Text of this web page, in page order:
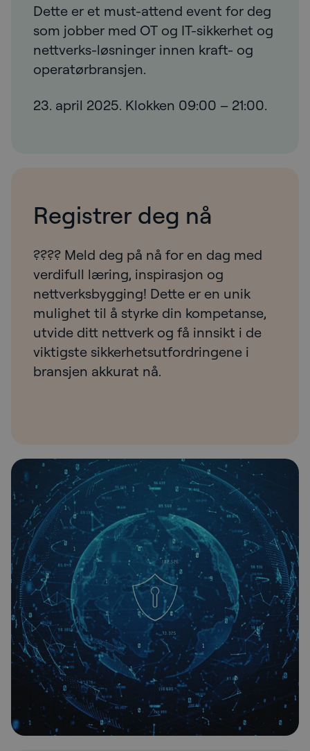
Dette er et must-attend event for deg
som jobber med OT og IT-sikkerhet og
nettverks-løsninger innen kraft- og
operatørbransjen.
23. april 2025. Klokken 09:00 – 21:00.
Registrer deg nå
???? Meld deg på nå for en dag med
verdifull læring, inspirasjon og
nettverksbygging! Dette er en unik
mulighet til å styrke din kompetanse,
utvide ditt nettverk og få innsikt i de
viktigste sikkerhetsutfordringene i
bransjen akkurat nå.